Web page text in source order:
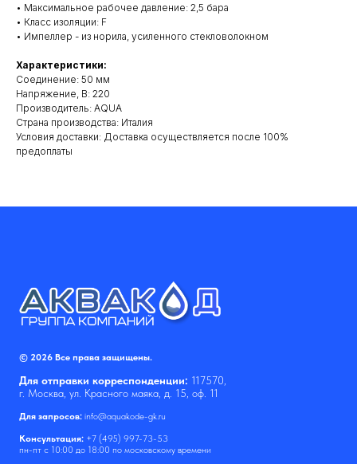
• Максимальное рабочее давление: 2,5 бара
• Класс изоляции: F
• Импеллер - из норила, усиленного стекловолокном
Характеристики:
Cоединение: 50 мм
Напряжение, В: 220
Производитель: AQUA
Cтрана производства: Италия
Условия доставки: Доставка осуществляется после 100%
предоплаты
© 2026 Все права защищены.
Для отправки корреспонденции: 117570,
г. Москва, ул. Красного маяка, д. 15, оф. 11
Для запросов: info@aquakode-gk.ru
Консультация: +7 (495) 997-73-53
пн-пт с 10:00 до 18:00 по московскому времени